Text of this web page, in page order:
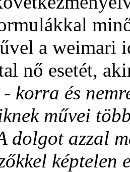
a
nő esetét,
korra és
művei
dolgot azzal